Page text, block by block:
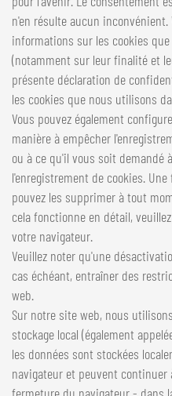
n'en résulte aucun
informations sur les cookies
(notamment sur leur finalité et
présente déclaration de
les cookies que nous utilisons
Vous pouvez également
manière à empêcher
ou à ce qu'il vous soit demandé
l'enregistrement de cookies.
pouvez les supprimer à tout
cela fonctionne en détail,
votre navigateur.
Veuillez noter qu'une
cas échéant, entraîner des
web.
Sur notre site web, nous
stockage local (également
les données sont stockées
navigateur et peuvent